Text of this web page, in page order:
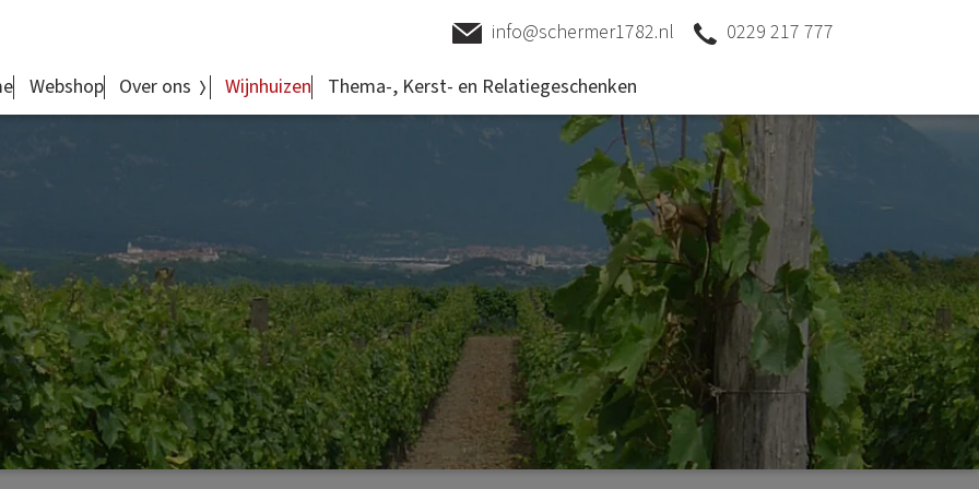
info@schermer1782.nl
0229 217 777
Webshop Over ons Wijnhuizen Thema-, Kerst- en Relatiegeschenken